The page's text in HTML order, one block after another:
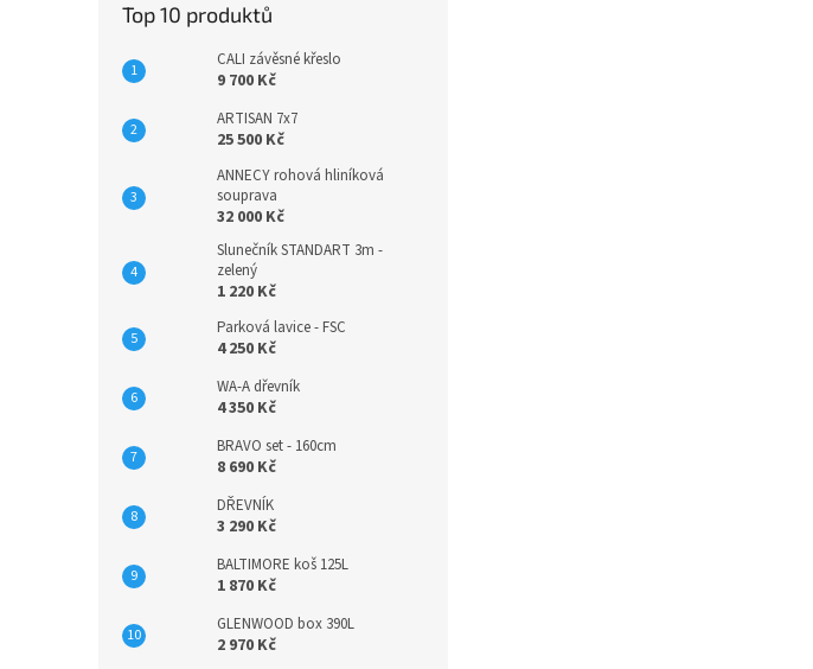
Top 10 produktů
CALI závěsné křeslo
9 700 Kč
ARTISAN 7x7
25 500 Kč
ANNECY rohová hliníková
souprava
32 000 Kč
Slunečník STANDART 3m -
zelený
1 220 Kč
Parková lavice - FSC
4 250 Kč
WA-A dřevník
4 350 Kč
BRAVO set - 160cm
8 690 Kč
DŘEVNÍK
3 290 Kč
BALTIMORE koš 125L
1 870 Kč
GLENWOOD box 390L
2 970 Kč